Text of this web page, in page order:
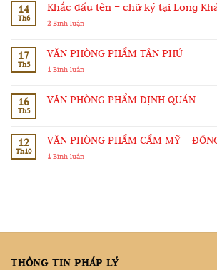
14
Th6
Khắc dấu tên – chữ ký tại Long
2Bình luận
17
Th5
VĂN PHÒNG PHẨM TÂN PHÚ
1Bình luận
16
Th5
VĂN PHÒNG PHẨM ĐỊNH QUÁN
12
Th10
VĂN PHÒNG PHẨM CẨM MỸ –
1Bình luận
THÔNG TIN PHÁP LÝ